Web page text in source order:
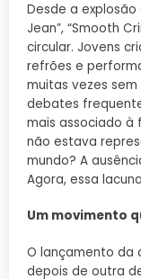
Desde a explosão
Jean”, “Smooth
circular. Jovens
refrões e
muitas vezes
debates
mais associado
não estava
mundo? A
Agora, essa
Um movimento
O lançamento da
depois de outra